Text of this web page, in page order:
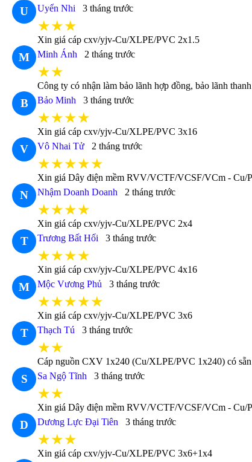
U Uyển Nhi 3 tháng trước
★★★
Xin giá cáp cxv/yjv-Cu/XLPE/PVC 2x1.5
M Minh Ánh 2 tháng trước
★★
Công ty có nhận làm bảo lãnh hợp đồng, bảo lãnh
B Bảo Minh 3 tháng trước
★★★★
Xin giá cáp cxv/yjv-Cu/XLPE/PVC 3x16
V Vô Nhai Tử 2 tháng trước
★★★★★
Xin giá Dây điện mềm RVV/VCTF/VCSF/VCm - Cu/
N Nhậm Doanh Doanh 2 tháng trước
★★★★
Xin giá cáp cxv/yjv-Cu/XLPE/PVC 2x4
T Trương Bất Hối 3 tháng trước
★★★★
Xin giá cáp cxv/yjv-Cu/XLPE/PVC 4x16
M Mộc Vương Phủ 3 tháng trước
★★★★★
Xin giá cáp cxv/yjv-Cu/XLPE/PVC 3x6
T Thạch Tú 3 tháng trước
★★
Cáp nguồn CXV 1x240 (Cu/XLPE/PVC 1x240) có
S Sa Ngộ Tĩnh 3 tháng trước
★★
Xin giá Dây điện mềm RVV/VCTF/VCSF/VCm - Cu/
D Dương Lực Đại Tiên 3 tháng trước
★★★
Xin giá cáp cxv/yjv-Cu/XLPE/PVC 3x6+1x4